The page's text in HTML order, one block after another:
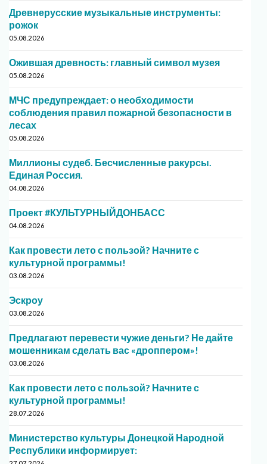
Древнерусские музыкальные инструменты:
рожок
05.08.2026
Ожившая древность: главный символ музея
05.08.2026
МЧС предупреждает: о необходимости
соблюдения правил пожарной безопасности в
лесах
05.08.2026
Миллионы судеб. Бесчисленные ракурсы.
Единая Россия.
04.08.2026
Проект #КУЛЬТУРНЫЙДОНБАСС
04.08.2026
Как провести лето с пользой? Начните с
культурной программы!
03.08.2026
Эскроу
03.08.2026
Предлагают перевести чужие деньги? Не дайте
мошенникам сделать вас «дроппером»!
03.08.2026
Как провести лето с пользой? Начните с
культурной программы!
28.07.2026
Министерство культуры Донецкой Народной
Республики информирует: